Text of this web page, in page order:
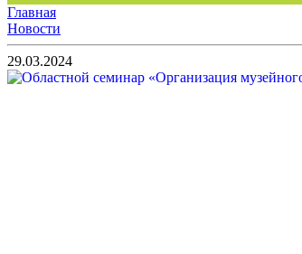
Главная
Новости
29.03.2024